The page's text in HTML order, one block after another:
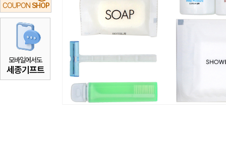
COUPON SHOP
모바일에서도
세종기프트